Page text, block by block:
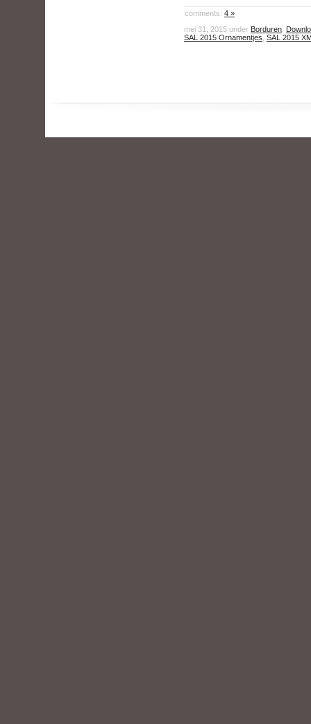
comments: 4 »
mei 31, 2015 under Borduren
SAL 2015 Ornamentjes SAL 2015